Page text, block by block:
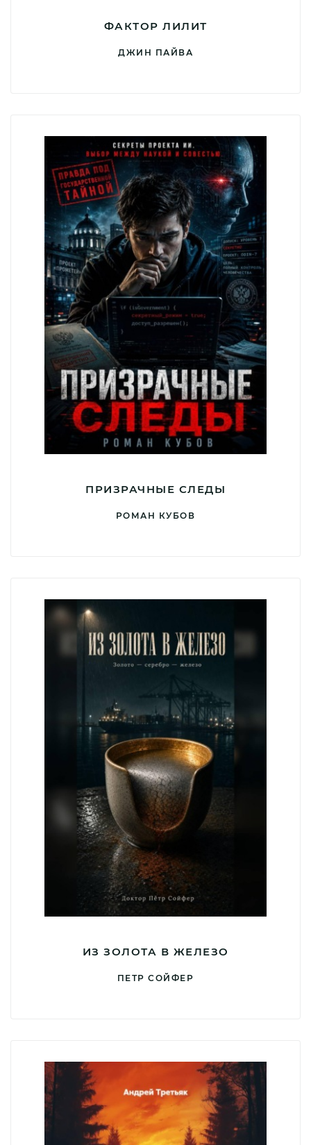
ФАКТОР ЛИЛИТ
ДЖИН ПАЙВА
ПРИЗРАЧНЫЕ СЛЕДЫ
РОМАН КУБОВ
ИЗ ЗОЛОТА В ЖЕЛЕЗО
ПЕТР СОЙФЕР